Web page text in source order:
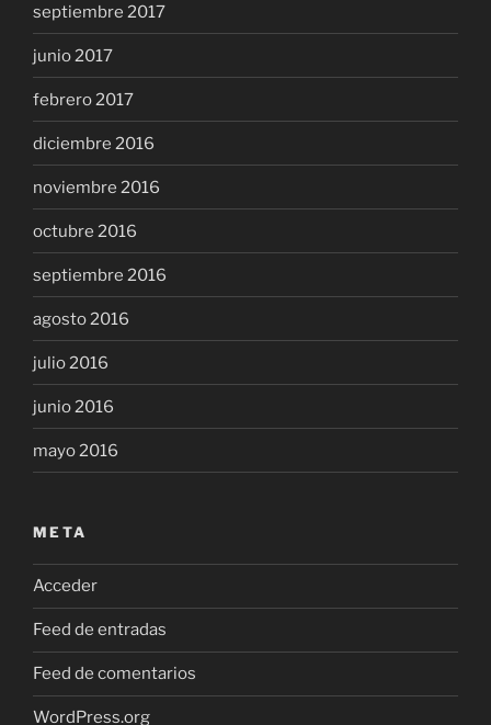
septiembre 2017
junio 2017
febrero 2017
diciembre 2016
noviembre 2016
octubre 2016
septiembre 2016
agosto 2016
julio 2016
junio 2016
mayo 2016
META
Acceder
Feed de entradas
Feed de comentarios
WordPress.org